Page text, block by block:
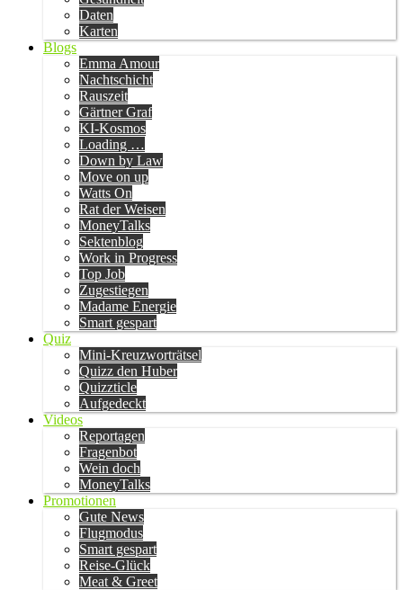
Daten
Karten
Blogs
Emma Amour
Nachtschicht
Rauszeit
Gärtner Graf
KI-Kosmos
Loading …
Down by Law
Move on up
Watts On
Rat der Weisen
MoneyTalks
Sektenblog
Work in Progress
Top Job
Zugestiegen
Madame Energie
Smart gespart
Quiz
Mini-Kreuzworträtsel
Quizz den Huber
Quizzticle
Aufgedeckt
Videos
Reportagen
Fragenbot
Wein doch
MoneyTalks
Promotionen
Gute News
Flugmodus
Smart gespart
Reise-Glück
Meat & Greet